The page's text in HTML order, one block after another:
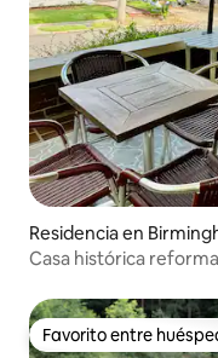
Residencia en
Casa histórica
Favorito entre
Favorito entre